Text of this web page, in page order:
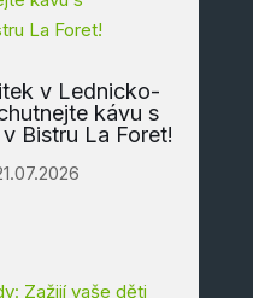
v Lednicko-
kávu s
Bistru La Foret!